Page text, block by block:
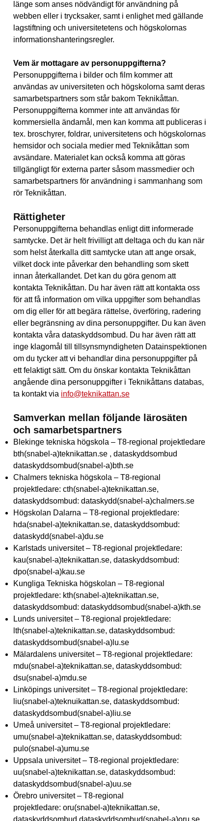
länge som anses nödvändigt för användning på
webben eller i trycksaker, samt i enlighet med gällande
lagstiftning och universitetetens och högskolornas
informationshanteringsregler.
Vem är mottagare av personuppgifterna?
Personuppgifterna i bilder och film kommer att
användas av universiteten och högskolorna samt deras
samarbetspartners som står bakom Teknikåttan.
Personuppgifterna kommer inte att användas för
kommersiella ändamål, men kan komma att publiceras i
tex. broschyrer, foldrar, universitetens och högskolornas
hemsidor och sociala medier med Teknikåttan som
avsändare. Materialet kan också komma att göras
tillgängligt för externa parter såsom massmedier och
samarbetspartners för användning i sammanhang som
rör Teknikåttan.
Rättigheter
Personuppgifterna behandlas enligt ditt informerade
samtycke. Det är helt frivilligt att deltaga och du kan när
som helst återkalla ditt samtycke utan att ange orsak,
vilket dock inte påverkar den behandling som skett
innan återkallandet. Det kan du göra genom att
kontakta Teknikåttan. Du har även rätt att kontakta oss
för att få information om vilka uppgifter som behandlas
om dig eller för att begära rättelse, överföring, radering
eller begränsning av dina personuppgifter. Du kan även
kontakta våra dataskyddsombud. Du har även rätt att
inge klagomål till tillsynsmyndigheten Datainspektionen
om du tycker att vi behandlar dina personuppgifter på
ett felaktigt sätt. Om du önskar kontakta Teknikåttan
angående dina personuppgifter i Teknikåttans databas,
ta kontakt via info@teknikattan.se
Samverkan mellan följande lärosäten
och samarbetspartners
Blekinge tekniska högskola – T8-regional projektledare
bth(snabel-a)teknikattan.se , dataskyddsombud
dataskyddsombud(snabel-a)bth.se
Chalmers tekniska högskola – T8-regional
projektledare: cth(snabel-a)teknikattan.se,
dataskyddsombud: dataskydd(snabel-a)chalmers.se
Högskolan Dalarna – T8-regional projektledare:
hda(snabel-a)teknikattan.se, dataskyddsombud:
dataskydd(snabel-a)du.se
Karlstads universitet – T8-regional projektledare:
kau(snabel-a)teknikattan.se, dataskyddsombud:
dpo(snabel-a)kau.se
Kungliga Tekniska högskolan – T8-regional
projektledare: kth(snabel-a)teknikattan.se,
dataskyddsombud: dataskyddsombud(snabel-a)kth.se
Lunds universitet – T8-regional projektledare:
lth(snabel-a)teknikattan.se, dataskyddsombud:
dataskyddsombud(snabel-a)lu.se
Mälardalens universitet – T8-regional projektledare:
mdu(snabel-a)teknikattan.se, dataskyddsombud:
dsu(snabel-a)mdu.se
Linköpings universitet – T8-regional projektledare:
liu(snabel-a)teknuikattan.se, dataskyddsombud:
dataskyddsombud(snabel-a)liu.se
Umeå universitet – T8-regional projektledare:
umu(snabel-a)teknikattan.se, dataskyddsombud:
pulo(snabel-a)umu.se
Uppsala universitet – T8-regional projektledare:
uu(snabel-a)teknikattan.se, dataskyddsombud:
dataskyddsombud(snabel-a)uu.se
Örebro universitet – T8-regional
projektledare: oru(snabel-a)teknikattan.se,
dataskyddsombud dataskyddsombud(snabel-a)oru.se